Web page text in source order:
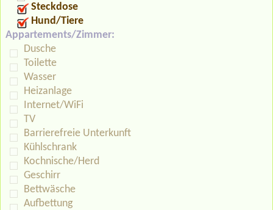
Steckdose
Hund/Tiere
Appartements/Zimmer:
Dusche
Toilette
Wasser
Heizanlage
Internet/WiFi
TV
Barrierefreie Unterkunft
Kühlschrank
Kochnische/Herd
Geschirr
Bettwäsche
Aufbettung